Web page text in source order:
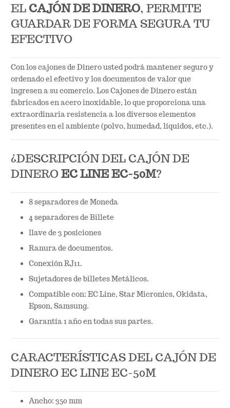
EL CAJÓN DE DINERO, PERMITE
GUARDAR DE FORMA SEGURA TU
EFECTIVO
Con los cajones de Dinero usted podrá mantener seguro y
ordenado el efectivo y los documentos de valor que
ingresen a su comercio. Los Cajones de Dinero están
fabricados en acero inoxidable, lo que proporciona una
extraordinaria resistencia a los diversos elementos
presentes en el ambiente (polvo, humedad, líquidos, etc.).
¿DESCRIPCIÓN DEL CAJÓN DE
DINEROEC LINE EC-50M?
8 separadores de Moneda
4 separadores de Billete
llave de 3 posiciones
Ranura de documentos.
Conexión RJ11.
Sujetadores de billetes Metálicos.
Compatible con: EC Line, Star Micronics, Okidata,
Epson, Samsung.
Garantía 1 año en todas sus partes.
CARACTERÍSTICAS DEL CAJÓN DE
DINERO EC LINE EC-50M
Ancho: 350 mm